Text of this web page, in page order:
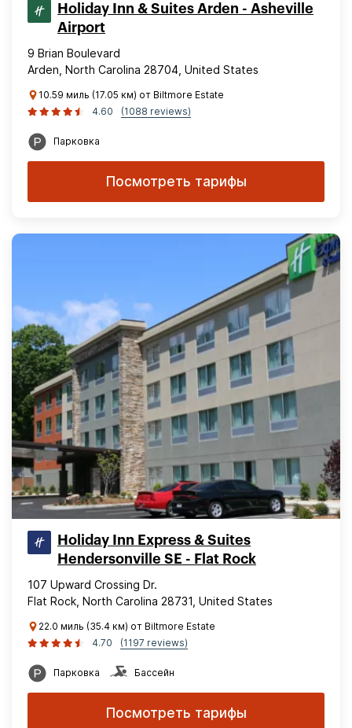
Holiday Inn & Suites Arden - Asheville
Airport
9 Brian Boulevard
Arden, North Carolina 28704, United States
10.59 миль (17.05 км) от Biltmore Estate
4.60
(1088 reviews)
Парковка
Посмотреть тарифы
Holiday Inn Express & Suites
Hendersonville SE - Flat Rock
107 Upward Crossing Dr.
Flat Rock, North Carolina 28731, United States
22.0 миль (35.4 км) от Biltmore Estate
4.70
(1197 reviews)
Парковка Бассейн
Посмотреть тарифы